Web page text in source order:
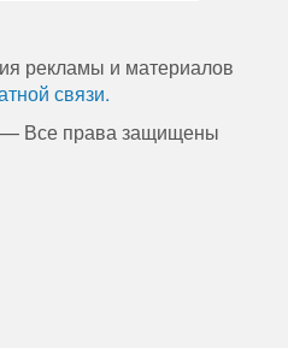
рекламы и материалов
связи.
Все права защищены